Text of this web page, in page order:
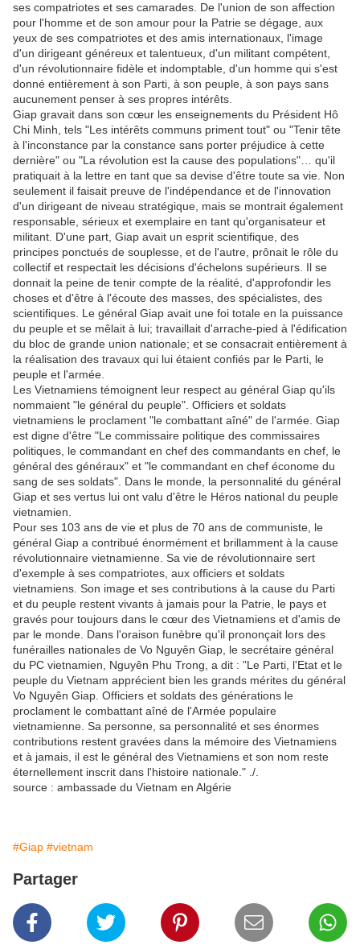
ses compatriotes et ses camarades. De l'union de son affection
pour l'homme et de son amour pour la Patrie se dégage, aux
yeux de ses compatriotes et des amis internationaux, l'image
d'un dirigeant généreux et talentueux, d'un militant compétent,
d'un révolutionnaire fidèle et indomptable, d'un homme qui s'est
donné entièrement à son Parti, à son peuple, à son pays sans
aucunement penser à ses propres intérêts.
Giap gravait dans son cœur les enseignements du Président Hô
Chi Minh, tels "Les intérêts communs priment tout" ou "Tenir tête
à l'inconstance par la constance sans porter préjudice à cette
dernière" ou "La révolution est la cause des populations"… qu'il
pratiquait à la lettre en tant que sa devise d'être toute sa vie. Non
seulement il faisait preuve de l'indépendance et de l'innovation
d'un dirigeant de niveau stratégique, mais se montrait également
responsable, sérieux et exemplaire en tant qu'organisateur et
militant. D'une part, Giap avait un esprit scientifique, des
principes ponctués de souplesse, et de l'autre, prônait le rôle du
collectif et respectait les décisions d'échelons supérieurs. Il se
donnait la peine de tenir compte de la réalité, d'approfondir les
choses et d'être à l'écoute des masses, des spécialistes, des
scientifiques. Le général Giap avait une foi totale en la puissance
du peuple et se mêlait à lui; travaillait d'arrache-pied à l'édification
du bloc de grande union nationale; et se consacrait entièrement à
la réalisation des travaux qui lui étaient confiés par le Parti, le
peuple et l'armée.
Les Vietnamiens témoignent leur respect au général Giap qu'ils
nommaient "le général du peuple". Officiers et soldats
vietnamiens le proclament "le combattant aîné" de l'armée. Giap
est digne d'être "Le commissaire politique des commissaires
politiques, le commandant en chef des commandants en chef, le
général des généraux" et "le commandant en chef économe du
sang de ses soldats". Dans le monde, la personnalité du général
Giap et ses vertus lui ont valu d'être le Héros national du peuple
vietnamien.
Pour ses 103 ans de vie et plus de 70 ans de communiste, le
général Giap a contribué énormément et brillamment à la cause
révolutionnaire vietnamienne. Sa vie de révolutionnaire sert
d'exemple à ses compatriotes, aux officiers et soldats
vietnamiens. Son image et ses contributions à la cause du Parti
et du peuple restent vivants à jamais pour la Patrie, le pays et
gravés pour toujours dans le cœur des Vietnamiens et d'amis de
par le monde. Dans l'oraison funèbre qu'il prononçait lors des
funérailles nationales de Vo Nguyên Giap, le secrétaire général
du PC vietnamien, Nguyên Phu Trong, a dit : "Le Parti, l'Etat et le
peuple du Vietnam apprécient bien les grands mérites du général
Vo Nguyên Giap. Officiers et soldats des générations le
proclament le combattant aîné de l'Armée populaire
vietnamienne. Sa personne, sa personnalité et ses énormes
contributions restent gravées dans la mémoire des Vietnamiens
et à jamais, il est le général des Vietnamiens et son nom reste
éternellement inscrit dans l'histoire nationale." ./.
source : ambassade du Vietnam en Algérie
#Giap #vietnam
Partager